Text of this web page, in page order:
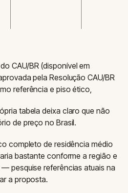
CAU/BR (disponível em
pela Resolução CAU/BR
referência e piso ético,
tabela deixa claro que não
de preço no Brasil.
completo de residência médio
bastante conforme a região e
pesquise referências atuais na
a proposta.